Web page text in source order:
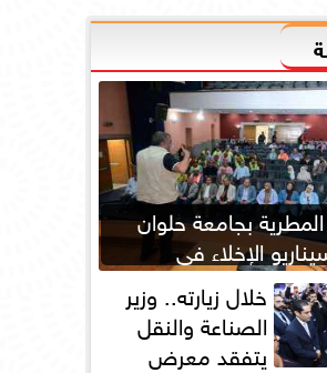
بجامعة حلوان
الإخلاء في
جاهزية الطوارئ
خلال زيارته.. وزير
الصناعة والنقل
يتفقد معرض